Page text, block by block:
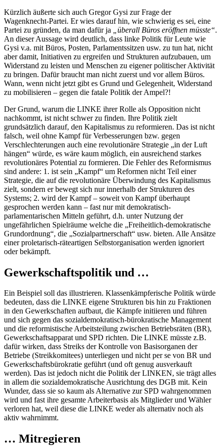
Kürzlich äußerte sich auch Gregor Gysi zur Frage der
Wagenknecht-Partei. Er wies darauf hin, wie schwierig es sei, eine
Partei zu gründen, da man dafür ja
„überall Büros eröffnen müsste“.
An dieser Aussage wird deutlich, dass linke Politik für Leute wie
Gysi v.a. mit Büros, Posten, Parlamentssitzen usw. zu tun hat, nicht
aber damit, Initiativen zu ergreifen und Strukturen aufzubauen, um
Widerstand zu leisten und Menschen zu eigener politischer Aktivität
zu bringen. Dafür braucht man nicht zuerst und vor allem Büros.
Wann, wenn nicht jetzt gibt es Grund und Gelegenheit, Widerstand
zu mobilisieren – gegen die fatale Politik der Ampel?!
Der Grund, warum die LINKE ihrer Rolle als Opposition nicht
nachkommt, ist nicht schwer zu finden. Ihre Politik zielt
grundsätzlich darauf, den Kapitalismus zu reformieren. Das ist nicht
falsch, weil ohne Kampf für Verbesserungen bzw. gegen
Verschlechterungen auch eine revolutionäre Strategie „in der Luft
hängen“ würde, es wäre kaum möglich, ein ausreichend starkes
revolutionäres Potential zu formieren. Die Fehler des Reformismus
sind andere: 1. ist sein „Kampf“ um Reformen nicht Teil einer
Strategie, die auf die revolutionäre Überwindung des Kapitalismus
zielt, sondern er bewegt sich nur innerhalb der Strukturen des
Systems; 2. wird der Kampf – soweit von Kampf überhaupt
gesprochen werden kann – fast nur mit demokratisch-
parlamentarischen Mitteln geführt, d.h. unter Nutzung der
ungefährlichen Spielräume welche die „Freiheitlich-demokratische
Grundordnung“, die „Sozialpartnerschaft“ usw. bieten. Alle Ansätze
einer proletarisch-räteartigen Selbstorganisation werden ignoriert
oder bekämpft.
Gewerkschaftspolitik und …
Ein Beispiel soll das illustrieren. Klassenkämpferische Politik würde
bedeuten, dass die LINKE eigene Strukturen bis hin zu Fraktionen
in den Gewerkschaften aufbaut, die Kämpfe initiieren und führen
und sich gegen das sozialdemokratisch-bürokratische Management
und die reformistische Arbeitsteilung zwischen Betriebsräten (BR),
Gewerkschaftsapparat und SPD richten. Die LINKE müsste z.B.
dafür wirken, dass Streiks der Kontrolle von Basisorganen der
Betriebe (Streikkomitees) unterliegen und nicht per se von BR und
Gewerkschaftsbürokratie geführt (und oft genug ausverkauft
werden). Das ist jedoch nicht die Politik der LINKEN, sie trägt alles
in allem die sozialdemokratische Ausrichtung des DGB mit. Kein
Wunder, dass sie so kaum als Alternative zur SPD wahrgenommen
wird und fast ihre gesamte Arbeiterbasis als Mitglieder und Wähler
verloren hat, weil diese die LINKE weder als alternativ noch als
aktiv wahrnimmt.
… Mitregieren